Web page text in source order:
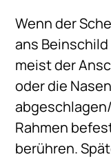
Wenn der
ans
meist der
oder die
Rahmen
berühren.